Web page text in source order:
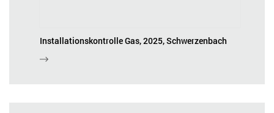
Installationskontrolle Gas, 2025, Schwerzenbach